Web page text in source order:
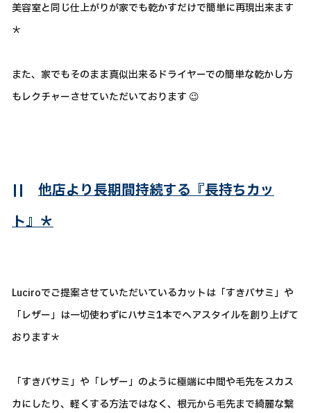
美容室と同じ仕上がりが家でも乾かすだけで簡単に再現出来ます
＊
また、家でもそのまま真似出来るドライヤーでの簡単な乾かし方
もレクチャーさせていただいております 😉
|| 他店より長期間持続する『長持ちカッ
ト』＊
Luciroでご提案させていただいているカットは「すきバサミ」や
「レザー」は一切使わずにハサミ1本でヘアスタイルを創り上げて
おります＊
「すきバサミ」や「レザー」のように極端に中間や毛先をスカス
カにしたり、軽くする方法ではなく、根元から毛先まで綺麗な繋